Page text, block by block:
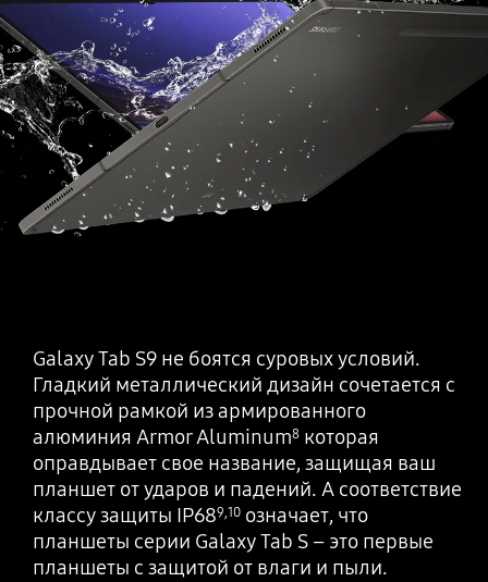
Galaxy Tab S9 не боятся суровых условий.
Гладкий металлический дизайн сочетается с
прочной рамкой из армированного
алюминия Armor Aluminum8которая
оправдывает свое название, защищая ваш
планшет от ударов и падений. А соответствие
классу защиты IP689 10означает, что
планшеты серии Galaxy Tab S – это первые
планшеты с защитой от влаги и пыли.